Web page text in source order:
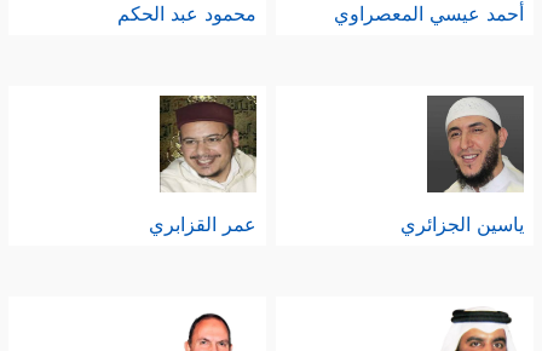
أحمد عيسي المعصراوي محمود عبد الحكم
ياسين الجزائري عمر القزابري